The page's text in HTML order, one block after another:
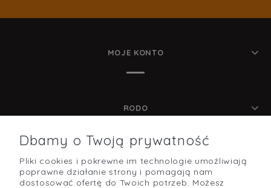
MOJE KONTO
RODO
POMOC
Dbamy o Twoją prywatność
Pliki cookies i pokrewne im technologie umożliwiają
poprawne działanie strony i pomagają nam
dostosować ofertę do Twoich potrzeb. Możesz